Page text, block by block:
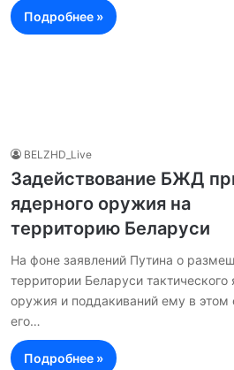
Подробнее »
BELZHD_Live
Задействование БЖД
ядерного оружия на
территорию Беларуси
На фоне заявлений Путина о
территории Беларуси тактического
оружия и поддакиваний ему в этом
его…
Подробнее »